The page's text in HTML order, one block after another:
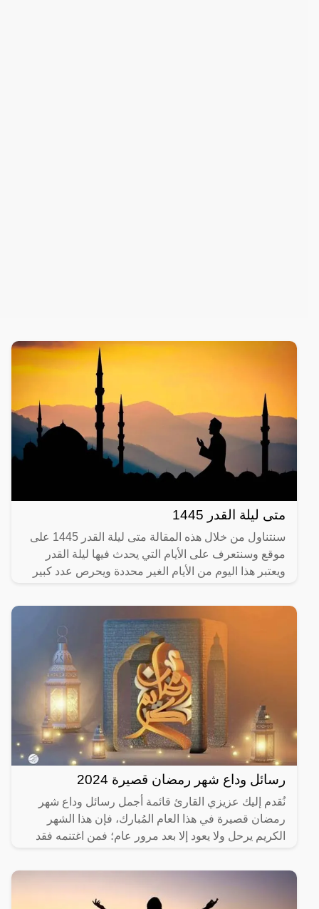
متى ليلة القدر 1445
سنتناول من خلال هذه المقالة متى ليلة القدر 1445 على
موقع وسنتعرف على الأيام التي يحدث فيها ليلة القدر
ويعتبر هذا اليوم من الأيام الغير محددة ويحرص عدد كبير
رسائل وداع شهر رمضان قصيرة 2024
نُقدم إليك عزيزي القارئ قائمة أجمل رسائل وداع شهر
رمضان قصيرة في هذا العام المُبارك، فإن هذا الشهر
الكريم يرحل ولا يعود إلا بعد مرور عام؛ فمن اغتنمه فقد